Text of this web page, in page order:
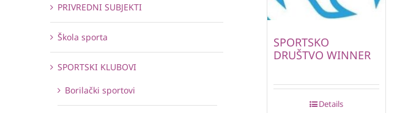
SPORTSKO
DRUŠTVO WINNER
Details
PRIVREDNI SUBJEKTI
Škola sporta
SPORTSKI KLUBOVI
Borilački sportovi